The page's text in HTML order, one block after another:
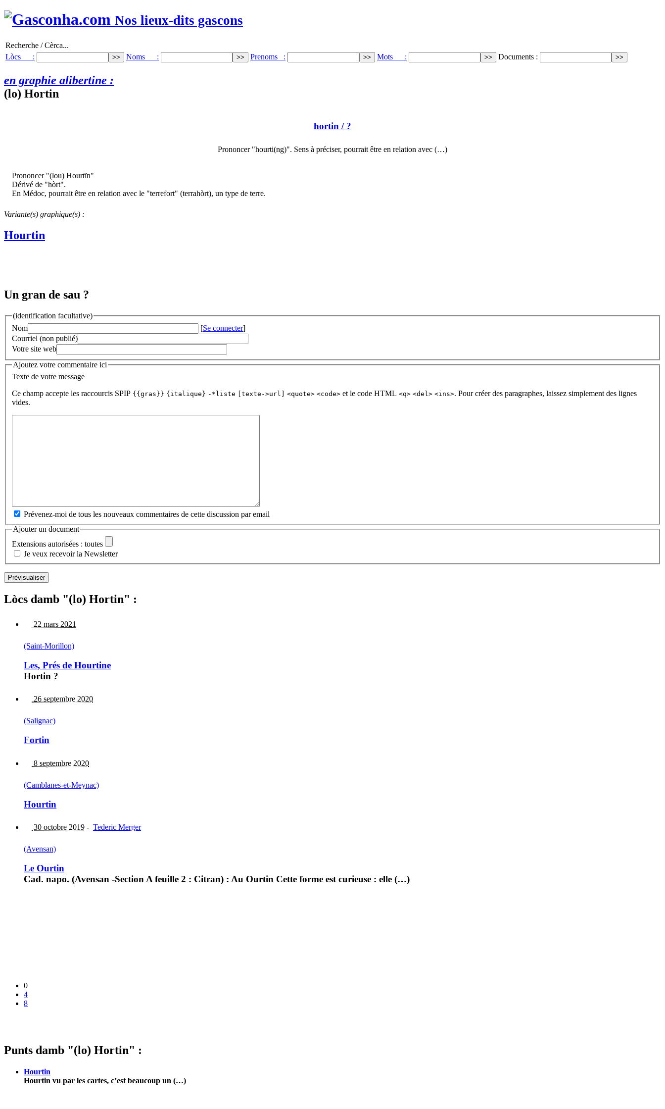
Nos lieux-dits gascons
Recherche / Cèrca...
Lòcs :
Noms : Prenoms : Mots : Documents :
en graphie alibertine :
(lo) Hortin
hortin / ?
Prononcer "hourti(ng)". Sens à préciser, pourrait être en relation avec (…)
Prononcer "(lou) Hourtïn"
Dérivé de "hòrt".
En Médoc, pourrait être en relation avec le "terrefort" (terrahòrt), un type de terre.
Variante(s) graphique(s) :
Hourtin
Un gran de sau ?
(identification facultative)
Nom
[Se connecter]
Courriel (non publié)
Votre site web
Ajoutez votre commentaire ici
Texte de votre message
Ce champ accepte les raccourcis SPIP {{gras}} {italique} -*liste [texte->url] <quote> <code> et le code HTML <q> <del> <ins>. Pour créer des paragraphes, laissez simplement des lignes
vides.
Prévenez-moi de tous les nouveaux commentaires de cette discussion par email
Ajouter un document
Extensions autorisées : toutes
Je veux recevoir la Newsletter
Lòcs damb "(lo) Hortin" :
22 mars 2021
(Saint-Morillon)
Les, Prés de Hourtine
Hortin ?
26 septembre 2020
(Salignac)
Fortin
8 septembre 2020
(Camblanes-et-Meynac)
Hourtin
30 octobre 2019 - Tederic Merger
(Avensan)
Le Ourtin
Cad. napo. (Avensan -Section A feuille 2 : Citran) : Au Ourtin Cette forme est curieuse : elle (…)
0
4
8
Punts damb "(lo) Hortin" :
Hourtin
Hourtin vu par les cartes, c’est beaucoup un (…)